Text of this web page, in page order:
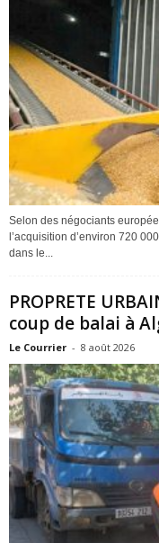
Selon des négociants
l’acquisition d’environ 720
dans le...
PROPRETE
coup de balai à
Le Courrier - 8 août 2026